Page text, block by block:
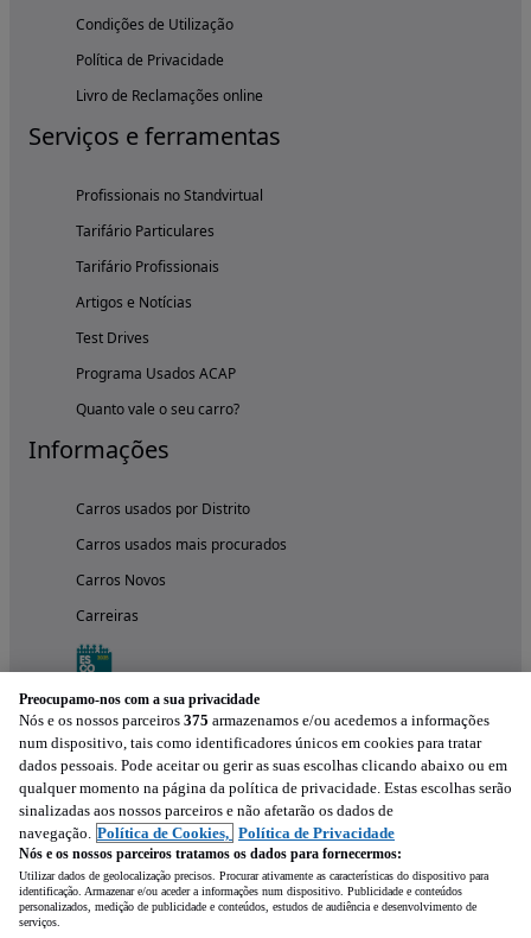
Condições de Utilização
Política de Privacidade
Livro de Reclamações online
Serviços e ferramentas
Profissionais no Standvirtual
Tarifário Particulares
Tarifário Profissionais
Artigos e Notícias
Test Drives
Programa Usados ACAP
Quanto vale o seu carro?
Informações
Carros usados por Distrito
Carros usados mais procurados
Carros Novos
Carreiras
Experimenta a aplicação
Preocupamo-nos com a sua privacidade
Nós e os nossos parceiros 375 armazenamos e/ou acedemos a informações
num dispositivo, tais como identificadores únicos em cookies para tratar
dados pessoais. Pode aceitar ou gerir as suas escolhas clicando abaixo ou em
qualquer momento na página da política de privacidade. Estas escolhas serão
sinalizadas aos nossos parceiros e não afetarão os dados de
navegação. Política de Cookies, Política de Privacidade
Nós e os nossos parceiros tratamos os dados para fornecermos:
Utilizar dados de geolocalização precisos. Procurar ativamente as características do dispositivo para
identificação. Armazenar e/ou aceder a informações num dispositivo. Publicidade e conteúdos
personalizados, medição de publicidade e conteúdos, estudos de audiência e desenvolvimento de
serviços.